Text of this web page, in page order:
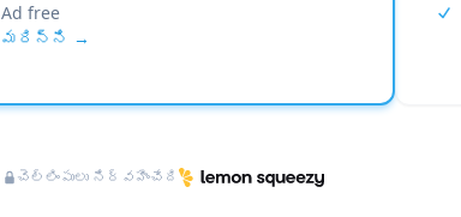
Ad free
మరిన్ని →
చెల్లింపులు నిర్వహించేది